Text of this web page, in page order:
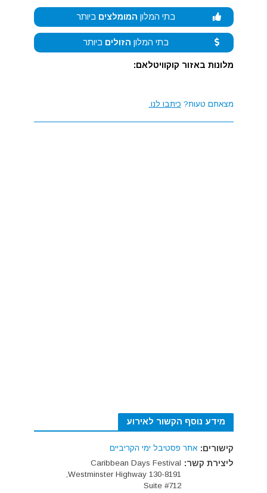
בתי המלון המומלצים ביותר
בתי המלון הזולים ביותר
מלונות באזור קוקוויטלאם:
מצאתם טעות? כיתבו לנו.
מידע נוסף הקשור לאירוע
קישורים: אתר פסטיבל ימי הקריביים
ליצירת קשר: Caribbean Days Festival
130-8191 Westminster Highway,
Suite #712